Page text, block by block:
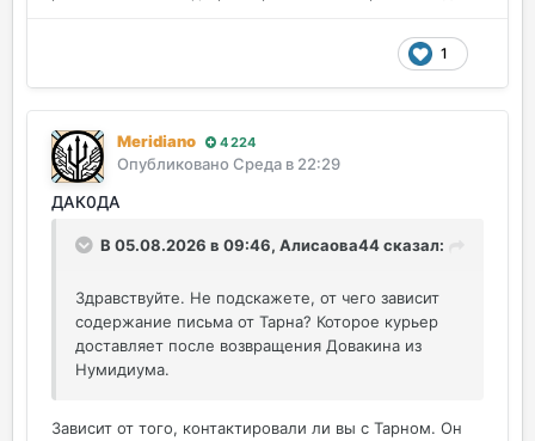
1
Meridiano 4 224
Опубликовано Среда в 22:29
ДАК0ДА
В 05.08.2026 в 09:46, Алисаова44сказал:
Здравствуйте. Не подскажете, от чего зависит
содержание письма от Тарна? Которое курьер
доставляет после возвращения Довакина из
Нумидиума.
Зависит от того, контактировали ли вы с Тарном. Он